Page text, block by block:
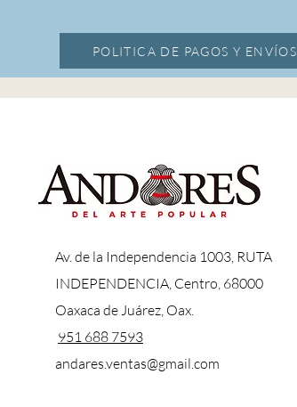
POLITICA DE PAGOS Y ENVÍOS
Av. de la Independencia 1003, RUTA
INDEPENDENCIA, Centro, 68000
Oaxaca de Juárez, Oax.
951 688 7593
andares.ventas@gmail.com